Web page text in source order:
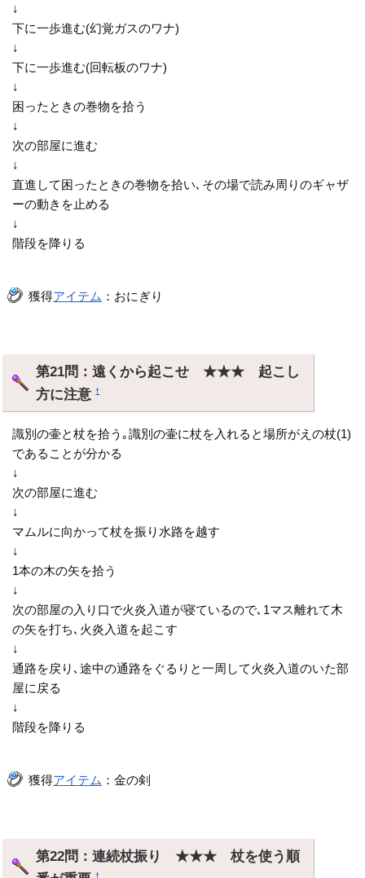
↓
下に一歩進む(幻覚ガスのワナ)
↓
下に一歩進む(回転板のワナ)
↓
困ったときの巻物を拾う
↓
次の部屋に進む
↓
直進して困ったときの巻物を拾い､その場で読み周りのギャザ
ーの動きを止める
↓
階段を降りる
獲得アイテム ：おにぎり
第21問：遠くから起こせ ★★★ 起こし
方に注意†
識別の壷と杖を拾う｡識別の壷に杖を入れると場所がえの杖(1)
であることが分かる
↓
次の部屋に進む
↓
マムルに向かって杖を振り水路を越す
↓
1本の木の矢を拾う
↓
次の部屋の入り口で火炎入道が寝ているので､1マス離れて木
の矢を打ち､火炎入道を起こす
↓
通路を戻り､途中の通路をぐるりと一周して火炎入道のいた部
屋に戻る
↓
階段を降りる
獲得アイテム ：金の剣
第22問：連続杖振り ★★★ 杖を使う順
†